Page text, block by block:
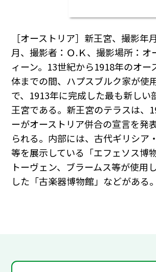
［オーストリア］新王宮、撮影年
月、撮影者：Ｏ.Ｋ、撮影場所：オ
ィーン。13世紀から1918年のオー
体までの間、ハプスブルク家が使
で、1913年に完成した最も新しい
王宮である。新王宮のテラスは、
ーがオーストリア併合の宣言を発
られる。内部には、古代ギリシア
等を展示している「エフェソス博
トーヴェン、ブラームス等が使用
した「古楽器博物館」などがある。